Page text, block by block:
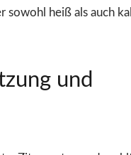
sowohl heiß als auch
und